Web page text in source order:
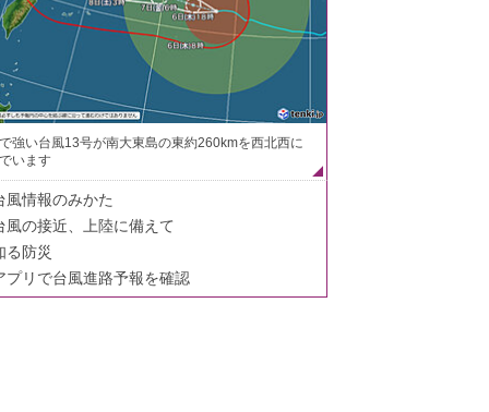
強い台風13号が南大東島の東約260kmを西北西に
います
風情報のみかた
風の接近、上陸に備えて
る防災
プリで台風進路予報を確認